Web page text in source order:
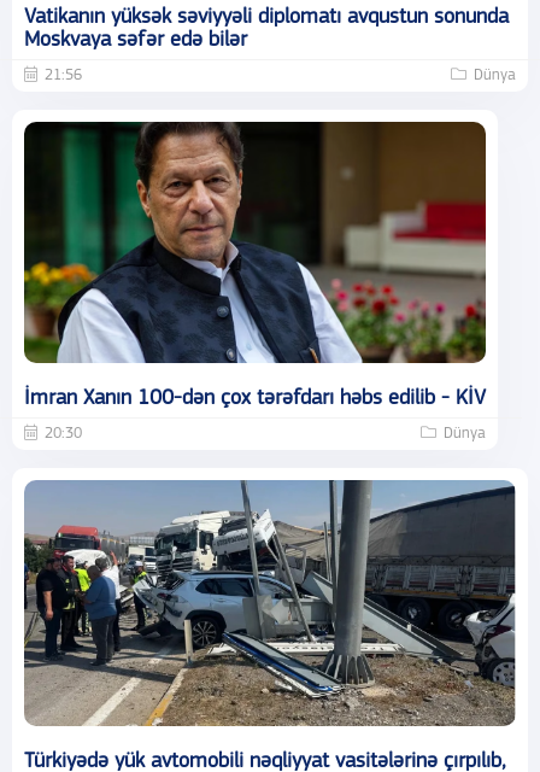
Vatikanın yüksək səviyyəli diplomatı avqustun sonunda
Moskvaya səfər edə bilər
21:56 Dünya
İmran Xanın 100-dən çox tərəfdarı həbs edilib - KİV
20:30 Dünya
Türkiyədə yük avtomobili nəqliyyat vasitələrinə çırpılıb,